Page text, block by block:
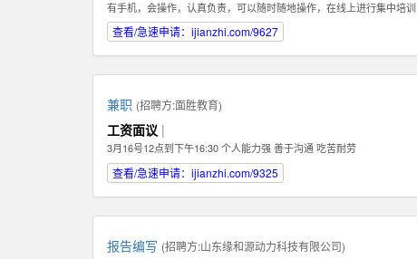
有手机，会操作，认真负责，可以随时随地操作，在线上进行集中培训
查看/急速申请：ijianzhi.com/9627
兼职 (招聘方:面胜教育)
工资面议 |
3月16号12点到下午16:30 个人能力强 善于沟通 吃苦耐劳
查看/急速申请：ijianzhi.com/9325
报告编写 (招聘方:山东缘和源动力科技有限公司)